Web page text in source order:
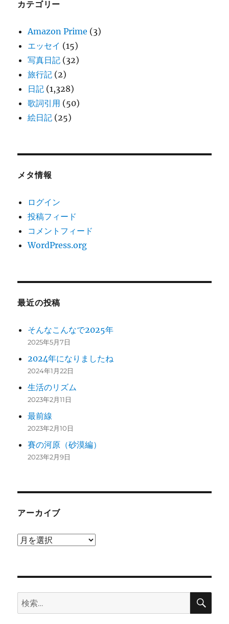
カテゴリー
Amazon Prime (3)
エッセイ (15)
写真日記 (32)
旅行記 (2)
日記 (1,328)
歌詞引用 (50)
絵日記 (25)
メタ情報
ログイン
投稿フィード
コメントフィード
WordPress.org
最近の投稿
そんなこんなで2025年
2025年5月7日
2024年になりましたね
2024年1月22日
生活のリズム
2023年2月11日
最前線
2023年2月10日
賽の河原（砂漠編）
2023年2月9日
アーカイブ
ア
検
索:
検